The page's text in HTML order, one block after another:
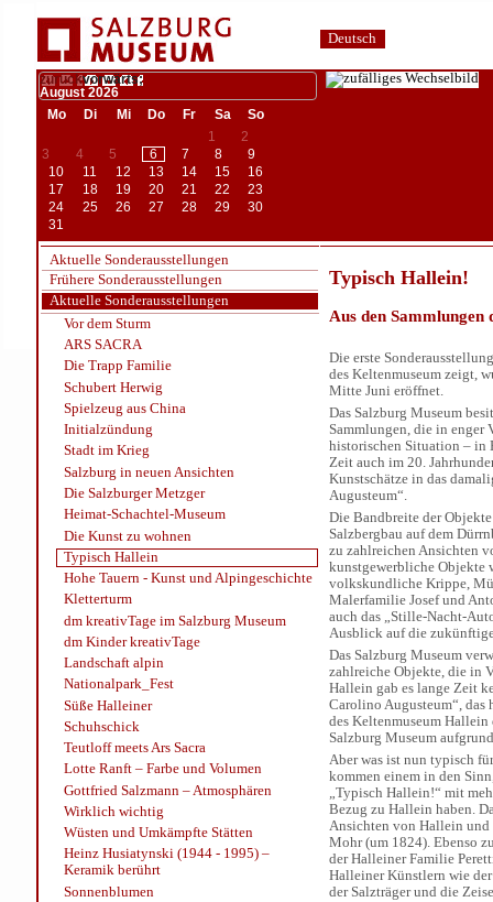
zurückvorwärts;
August 2026
Mo
Di Mi Do Fr Sa
So
1
2
3
4 5 6 7 8
9
10
11 12 13 14 15
16
17
18 19 20 21 22
23
24
25 26 27 28 29
30
31
Aktuelle Sonderausstellungen
Frühere Sonderausstellungen
Aktuelle Sonderausstellungen
Vor dem Sturm
ARS SACRA
Die Trapp Familie
Schubert Herwig
Spielzeug aus China
Initialzündung
Stadt im Krieg
Salzburg in neuen Ansichten
Die Salzburger Metzger
Heimat-Schachtel-Museum
Die Kunst zu wohnen
Typisch Hallein
Hohe Tauern - Kunst und Alpingeschichte
Kletterturm
dm kreativTage im Salzburg Museum
dm Kinder kreativTage
Landschaft alpin
Nationalpark_Fest
Süße Halleiner
Schuhschick
Teutloff meets Ars Sacra
Lotte Ranft – Farbe und Volumen
Gottfried Salzmann – Atmosphären
Wirklich wichtig
Wüsten und Umkämpfte Stätten
Heinz Husiatynski (1944 - 1995) –
Keramik berührt
Sonnenblumen
Typisch Hallein!
Aus den Sammlungen
Die erste
des Keltenmuseum zeigt,
Mitte Juni eröffnet.
Das Salzburg Museum
Sammlungen, die in enger
historischen Situation – in
Zeit auch im 20.
Kunstschätze in das
Augusteum“.
Die Bandbreite der
Salzbergbau auf dem
zu zahlreichen Ansichten
kunstgewerbliche Objekte
volkskundliche Krippe,
Malerfamilie Josef und
auch das „Stille-Nacht-
Ausblick auf die
Das Salzburg Museum
zahlreiche Objekte, die in
Hallein gab es lange Zeit
Carolino Augusteum“, das
des Keltenmuseum
Salzburg Museum
Aber was ist nun typisch
kommen einem in den
„Typisch Hallein!“ mit
Bezug zu Hallein haben.
Ansichten von Hallein und
Mohr (um 1824). Ebenso
der Halleiner Familie
Halleiner Künstlern wie
der Salzträger und die
Deutsch